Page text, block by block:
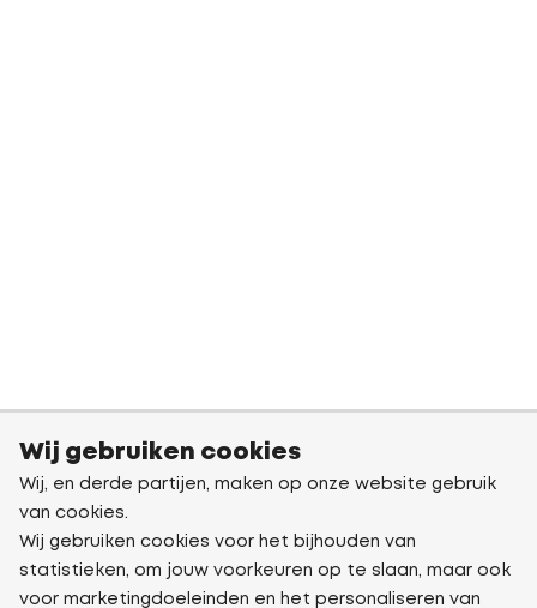
Wij gebruiken cookies
Wij, en derde partijen, maken op onze website gebruik
van cookies.
Wij gebruiken cookies voor het bijhouden van
statistieken, om jouw voorkeuren op te slaan, maar ook
voor marketingdoeleinden en het personaliseren van